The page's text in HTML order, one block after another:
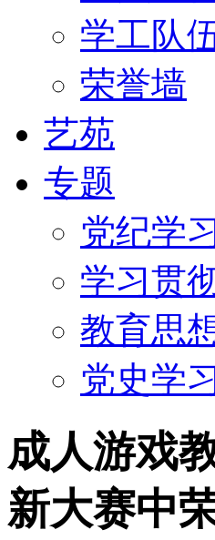
学工队
荣誉墙
艺苑
专题
党纪学
学习贯
教育思
党史学
成人游戏
新大赛中